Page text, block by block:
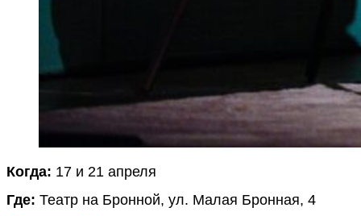
Когда: 17 и 21 апреля
Где: Театр на Бронной, ул. Малая Бронная, 4